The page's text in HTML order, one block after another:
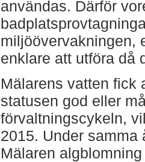
användas. Därför
miljöövervakningen,
enklare att utföra då
Mälarens vatten fick
statusen god eller
förvaltningscykeln,
2015. Under samma
Mälaren